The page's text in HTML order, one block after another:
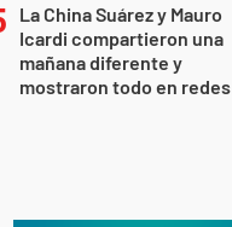
La China Suárez y Mauro
Icardi compartieron una
mañana diferente y
mostraron todo en redes